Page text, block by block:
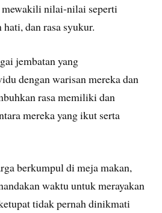
nilai-nilai seperti
dan rasa syukur.
jembatan yang
dengan warisan mereka dan
rasa memiliki dan
mereka yang ikut serta
berkumpul di meja makan,
waktu untuk merayakan
tidak pernah dinikmati